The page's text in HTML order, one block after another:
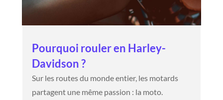
Pourquoi rouler en Harley-
Davidson ?
Sur les routes du monde entier, les motards
partagent une même passion : la moto.